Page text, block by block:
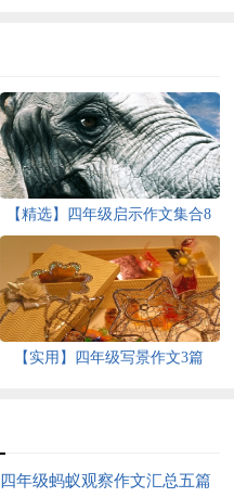
【精选】四年级启示作文集合8
篇
【实用】四年级写景作文3篇
四年级蚂蚁观察作文汇总五篇